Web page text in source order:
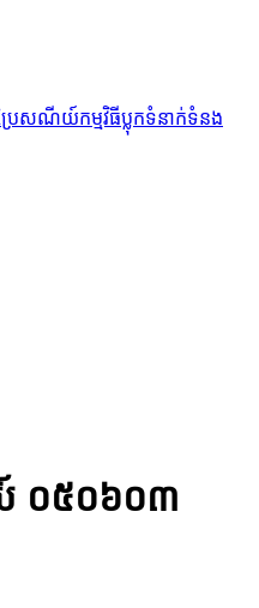
រៃសណីយ៍កម្មវិធីប្លុកទំនាក់ទំនង
០៥០៦០៣